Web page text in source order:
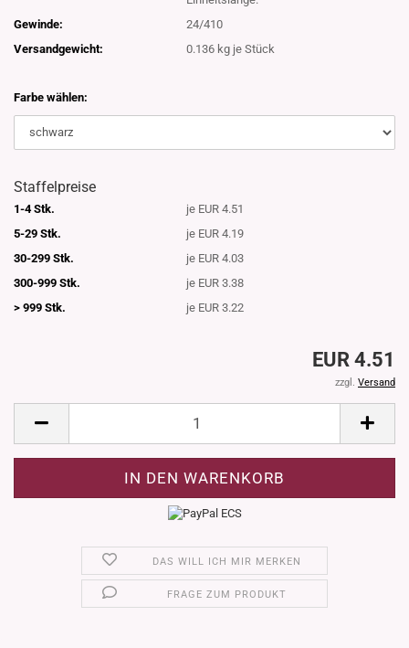
Gewinde:
24/410
Versandgewicht:
0.136 kg je Stück
Farbe wählen:
Staffelpreise
1-4 Stk.
je EUR 4.51
5-29 Stk.
je EUR 4.19
30-299 Stk.
je EUR 4.03
300-999 Stk.
je EUR 3.38
> 999 Stk.
je EUR 3.22
EUR 4.51
zzgl. Versand
DAS WILL ICH MIR MERKEN
FRAGE ZUM PRODUKT